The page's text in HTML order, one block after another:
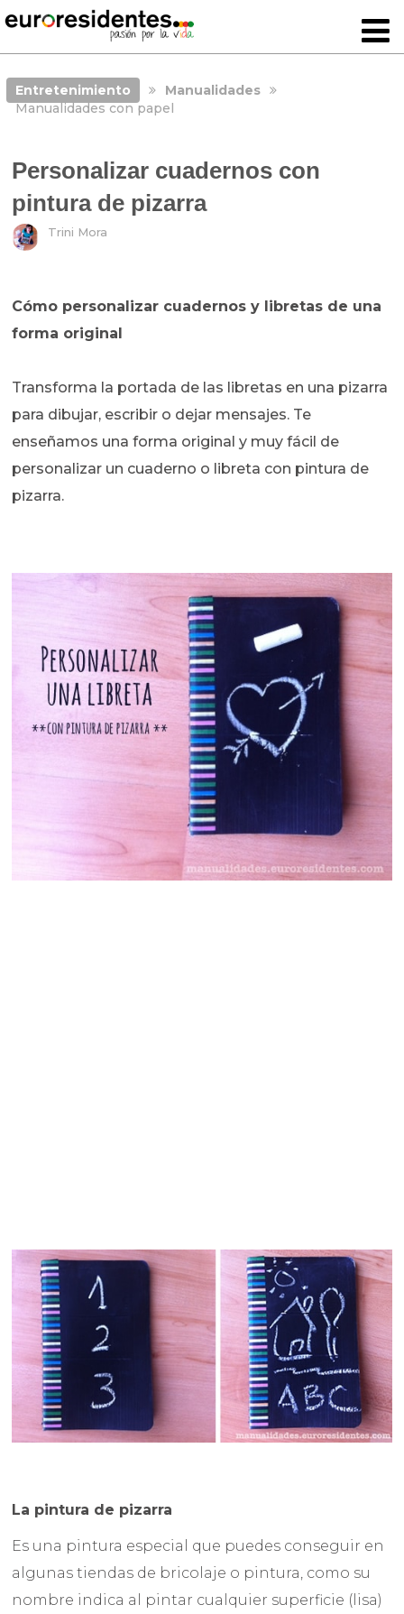
Entretenimiento
Manualidades
Manualidades con papel
Personalizar cuadernos con
pintura de pizarra
Trini Mora
Cómo personalizar cuadernos y libretas de una
forma original
Transforma la portada de las libretas en una pizarra
para dibujar, escribir o dejar mensajes. Te
enseñamos una forma original y muy fácil de
personalizar un cuaderno o libreta con pintura de
pizarra.
La pintura de pizarra
Es una pintura especial que puedes conseguir en
algunas tiendas de bricolaje o pintura, como su
nombre indica al pintar cualquier superficie (lisa)